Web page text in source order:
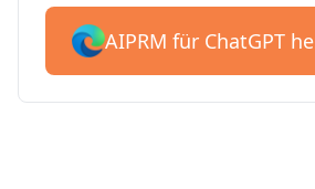
AIPRM für ChatGPT